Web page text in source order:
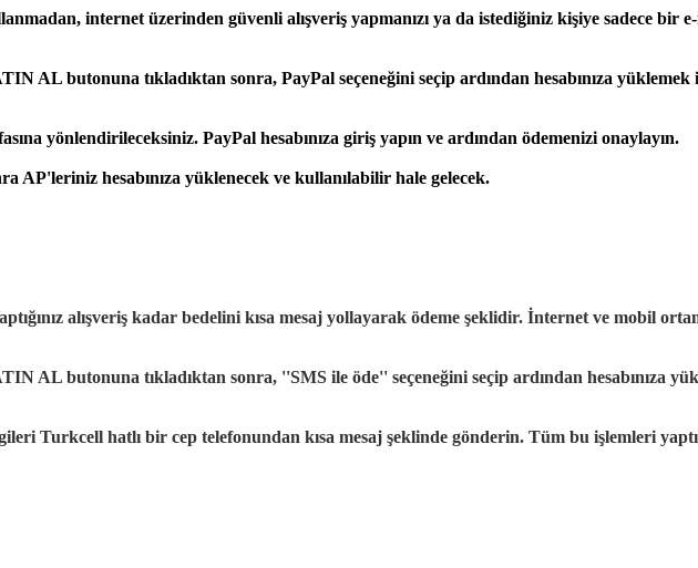
internet üzerinden güvenli alışveriş yapmanızı ya da istediğiniz kişiye sadece bir
AL butonuna tıkladıktan sonra, PayPal seçeneğini seçip ardından hesabınıza
yönlendirileceksiniz. PayPal hesabınıza giriş yapın ve ardından ödemenizi onaylayın.
AP'leriniz hesabınıza yüklenecek ve kullanılabilir hale gelecek.
alışveriş kadar bedelini kısa mesaj yollayarak ödeme şeklidir. İnternet ve mobil
AL butonuna tıkladıktan sonra, ''SMS ile öde'' seçeneğini seçip ardından hesabınıza
Turkcell hatlı bir cep telefonundan kısa mesaj şeklinde gönderin. Tüm bu işlemleri